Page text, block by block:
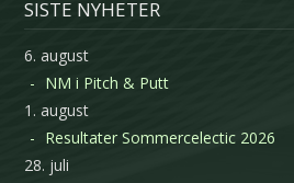
SISTE NYHETER
6. august
NM i Pitch & Putt
1. august
Resultater Sommercelectic 2026
28. juli